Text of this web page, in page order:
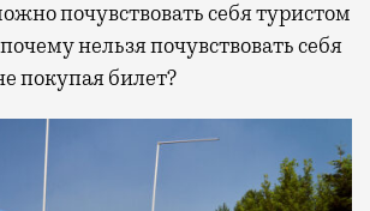
почувствовать себя туристом
нельзя почувствовать себя
покупая билет?